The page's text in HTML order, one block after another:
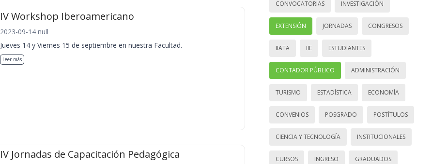
IV Workshop Iberoamericano
2023-09-14 null
Jueves 14 y Viernes 15 de septiembre en nuestra Facultad.
Leer más
IV Jornadas de Capacitación Pedagógica
CONVOCATORIAS INVESTIGACIÓN
EXTENSIÓN JORNADAS CONGRESOS
IIATA IIE ESTUDIANTES
CONTADOR PÚBLICO ADMINISTRACIÓN
TURISMO ESTADÍSTICA ECONOMÍA
CONVENIOS POSGRADO POSTÍTULOS
CIENCIA Y TECNOLOGÍA INSTITUCIONALES
CURSOS INGRESO GRADUADOS